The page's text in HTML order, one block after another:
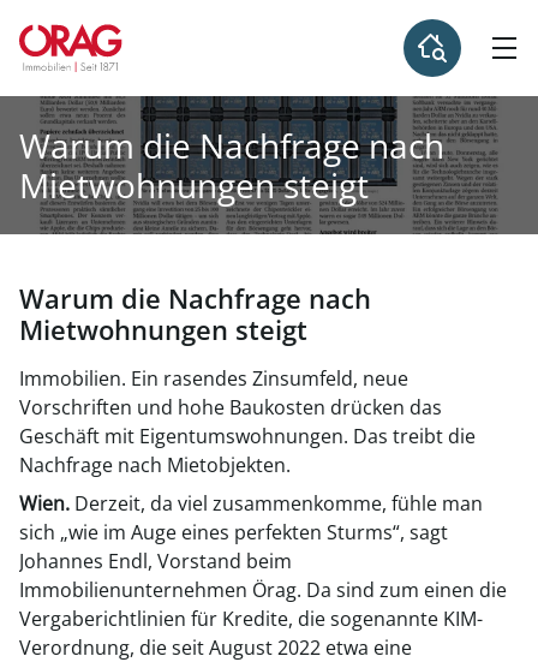
Warum die Nachfrage nach
Mietwohnungen steigt
Warum die Nachfrage nach
Mietwohnungen steigt
Immobilien. Ein rasendes Zinsumfeld, neue
Vorschriften und hohe Baukosten drücken das
Geschäft mit Eigentumswohnungen. Das treibt die
Nachfrage nach Mietobjekten.
Wien. Derzeit, da viel zusammenkomme, fühle man
sich „wie im Auge eines perfekten Sturms“, sagt
Johannes Endl, Vorstand beim
Immobilienunternehmen Örag. Da sind zum einen die
Vergaberichtlinien für Kredite, die sogenannte KIM­
Verordnung, die seit August 2022 etwa eine